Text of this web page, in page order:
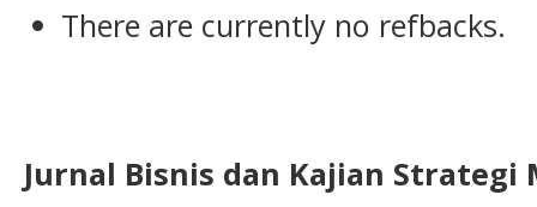
There are currently no refbacks.
Jurnal Bisnis dan Kajian Strategi